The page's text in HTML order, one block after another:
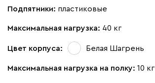
Подпятники: пластиковые
Максимальная нагрузка: 40 кг
Цвет корпуса: Белая Шагрень
Максимальная нагрузка на полку: 10 кг